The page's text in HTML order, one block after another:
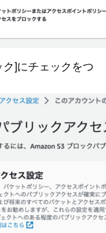
]にチェックをつ